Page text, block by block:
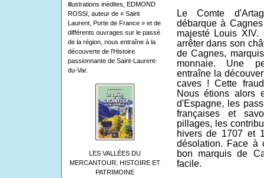
illustrations inédites, EDMOND
ROSSI, auteur de « Saint
Laurent, Porte de France » et de
différents ouvrages sur le passé
de la région, nous entraîne à la
découverte de l’Histoire
passionnante de Saint-Laurent-
du-Var.
LES VALLÉES DU
MERCANTOUR: HISTOIRE ET
PATRIMOINE
Le Comte
débarque à
majesté Louis
arrêter dans son
de Cagnes,
monnaie. Une
entraîne la
caves ! Cette
Nous étions alors
d'Espagne, les
françaises et
pillages, les
hivers de 1707 et
désolation. Face à
bon marquis de
facile.